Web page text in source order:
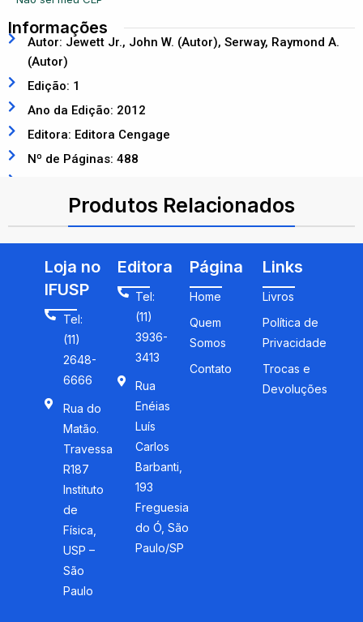
Informações
Autor: Jewett Jr., John W. (Autor), Serway, Raymond A.
(Autor)
Edição: 1
Ano da Edição: 2012
Editora: Editora Cengage
Nº de Páginas: 488
Produtos Relacionados
Loja no
IFUSP
Tel:
(11)
2648-
6666
Rua do
Matão.
Travessa
R187
Instituto
de
Física,
USP –
São
Paulo
Editora
Tel:
(11)
3936-
3413
Rua
Enéias
Luís
Carlos
Barbanti,
193
Freguesia
do Ó, São
Paulo/SP
Página
Home
Quem
Somos
Contato
Links
Livros
Política de
Privacidade
Trocas e
Devoluções